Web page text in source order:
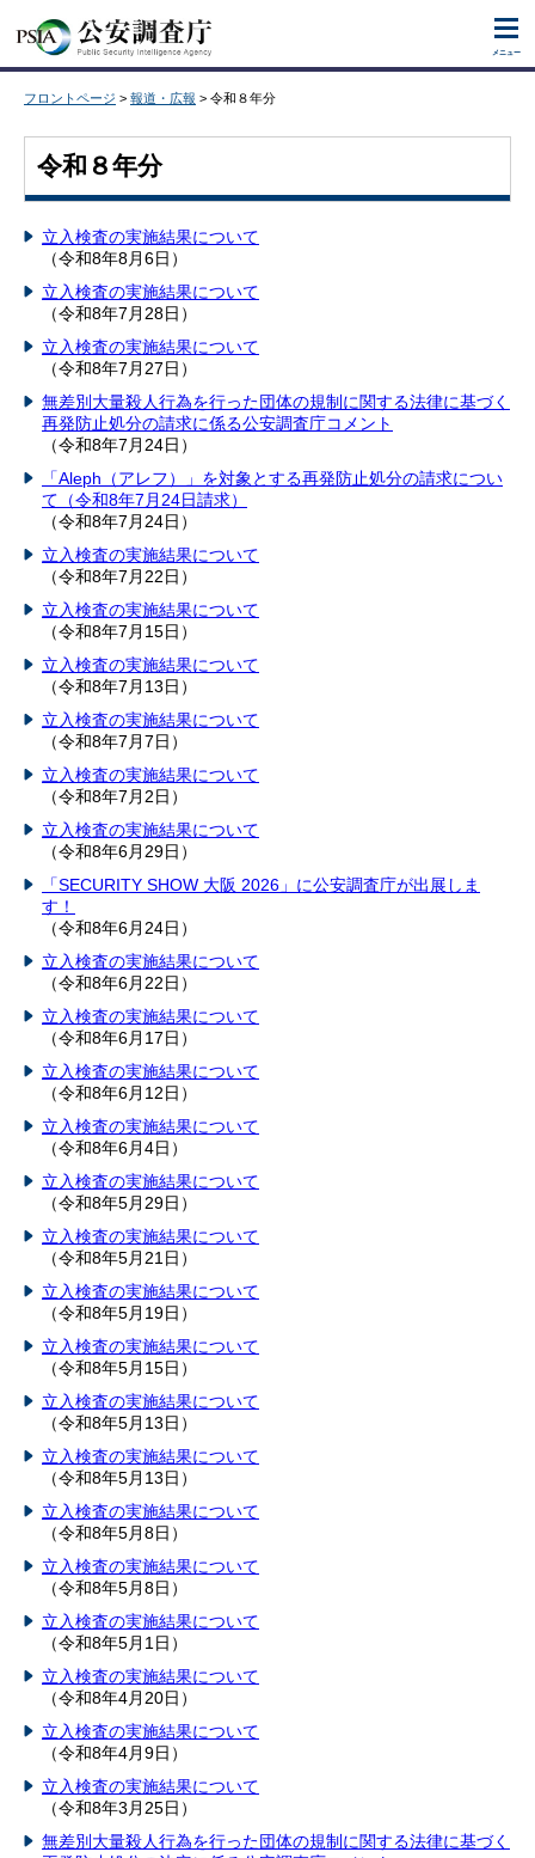
メニュー
フロントページ > 報道・広報 > 令和８年分
令和８年分
立入検査の実施結果について
（令和8年8月6日）
立入検査の実施結果について
（令和8年7月28日）
立入検査の実施結果について
（令和8年7月27日）
無差別大量殺人行為を行った団体の規制に関する法律に基づく
再発防止処分の請求に係る公安調査庁コメント
（令和8年7月24日）
「Aleph（アレフ）」を対象とする再発防止処分の請求につい
て（令和8年7月24日請求）
（令和8年7月24日）
立入検査の実施結果について
（令和8年7月22日）
立入検査の実施結果について
（令和8年7月15日）
立入検査の実施結果について
（令和8年7月13日）
立入検査の実施結果について
（令和8年7月7日）
立入検査の実施結果について
（令和8年7月2日）
立入検査の実施結果について
（令和8年6月29日）
「SECURITY SHOW 大阪 2026」に公安調査庁が出展しま
す！
（令和8年6月24日）
立入検査の実施結果について
（令和8年6月22日）
立入検査の実施結果について
（令和8年6月17日）
立入検査の実施結果について
（令和8年6月12日）
立入検査の実施結果について
（令和8年6月4日）
立入検査の実施結果について
（令和8年5月29日）
立入検査の実施結果について
（令和8年5月21日）
立入検査の実施結果について
（令和8年5月19日）
立入検査の実施結果について
（令和8年5月15日）
立入検査の実施結果について
（令和8年5月13日）
立入検査の実施結果について
（令和8年5月13日）
立入検査の実施結果について
（令和8年5月8日）
立入検査の実施結果について
（令和8年5月8日）
立入検査の実施結果について
（令和8年5月1日）
立入検査の実施結果について
（令和8年4月20日）
立入検査の実施結果について
（令和8年4月9日）
立入検査の実施結果について
（令和8年3月25日）
無差別大量殺人行為を行った団体の規制に関する法律に基づく